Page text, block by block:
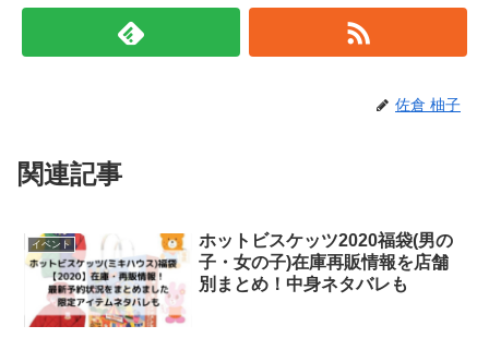
佐倉 柚子
関連記事
イベント
ホットビスケッツ2020福袋(男の
子・女の子)在庫再販情報を店舗
別まとめ！中身ネタバレも